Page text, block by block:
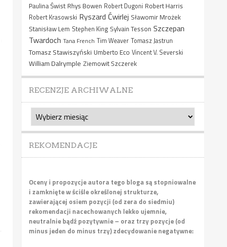
Paulina Świst Rhys Bowen Robert Dugoni Robert Harris
Robert Krasowski Ryszard Ćwirlej Sławomir Mrożek
Stanisław Lem Stephen King Sylvain Tesson Szczepan
Twardoch Tana French Tim Weaver Tomasz Jastrun
Tomasz Stawiszyński Umberto Eco Vincent V. Severski
William Dalrymple Ziemowit Szczerek
RECENZJE ARCHIWALNE
Recenzje
archiwalne
REKOMENDACJE
Oceny i propozycje autora tego bloga są stopniowalne
i zamknięte w ściśle określonej strukturze,
zawierającej osiem pozycji (od zera do siedmiu)
rekomendacji nacechowanych lekko ujemnie,
neutralnie bądź pozytywnie – oraz trzy pozycje (od
minus jeden do minus trzy) zdecydowanie negatywne: